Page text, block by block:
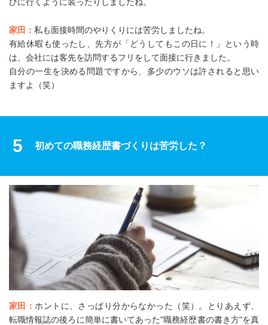
家田： 私も面接時間のやりくりには苦労しましたね。
有給休暇も使ったし、先方が「どうしてもこの日に！」という時
は、会社には客先を訪問するフリをして面接に行きました。
自分の一生を決める問題ですから、多少のウソは許されると思い
ますよ（笑）
5 初めての職務経歴書づくりは苦労した？
家田： ホントに、さっぱり分からなかった（笑）。とりあえず、
転職情報誌の後ろに簡単に書いてあった"職務経歴書の書き方"を真